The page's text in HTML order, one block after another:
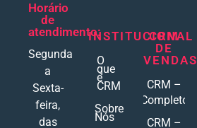
Horário
de
atendimento:
Segunda
a
Sexta-
feira,
das
INSTITUCIONAL
O
que
é
CRM
Sobre
Nós
CRM
DE
VENDAS
CRM –
Completo
CRM –